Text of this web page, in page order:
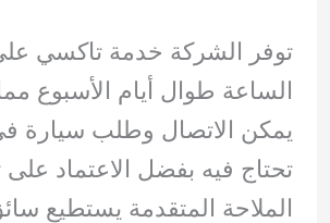
توفر الشركة خدمة تاكسي
الساعة طوال أيام الأسبوع
يمكن الاتصال وطلب سيارة
تحتاج فيه بفضل الاعتماد على
الملاحة المتقدمة يستطيع